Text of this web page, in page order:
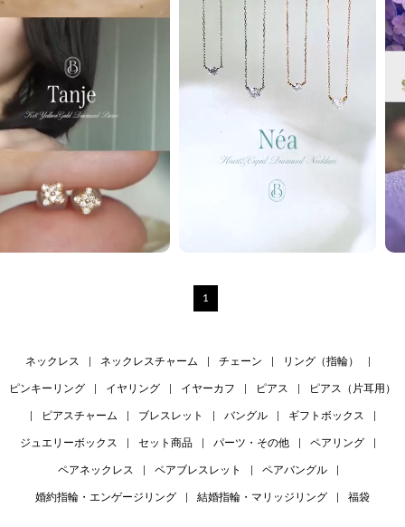
1
ネックレス ネックレスチャーム チェーン リング（指輪）
ピンキーリング イヤリング イヤーカフ ピアス ピアス（片耳用）
ピアスチャーム ブレスレット バングル ギフトボックス
ジュエリーボックス セット商品 パーツ・その他 ペアリング
ペアネックレス ペアブレスレット ペアバングル
婚約指輪・エンゲージリング 結婚指輪・マリッジリング 福袋